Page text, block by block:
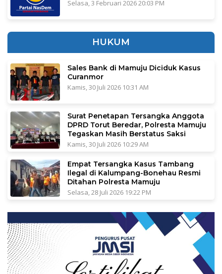
Selasa, 3 Februari 2026 20:03 PM
HUKUM
Sales Bank di Mamuju Diciduk Kasus
Curanmor
Kamis, 30 Juli 2026 10:31 AM
Surat Penetapan Tersangka Anggota
DPRD Torut Beredar, Polresta Mamuju
Tegaskan Masih Berstatus Saksi
Kamis, 30 Juli 2026 10:29 AM
Empat Tersangka Kasus Tambang
Ilegal di Kalumpang-Bonehau Resmi
Ditahan Polresta Mamuju
Selasa, 28 Juli 2026 19:22 PM